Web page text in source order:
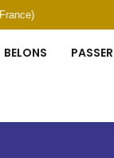
BELONSCONTACT